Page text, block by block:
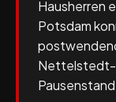
Hausherren
Potsdam
Nettelstedt-